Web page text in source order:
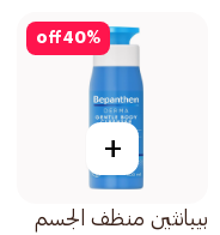
40%
off
+
بيبانثين منظف الجسم